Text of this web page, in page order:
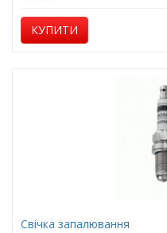
КУПИТИ
Свічка запалювання